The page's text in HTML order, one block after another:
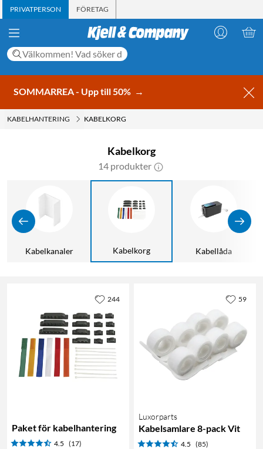
PRIVATPERSON FÖRETAG
SOMMARREA - Upp till 50% →
KABELHANTERING KABELKORG
Kabelkorg
14 produkter
Kabelkanaler Kabelkorg Kabellåda
Paket för kabelhantering
4.5 (17)
244
Luxorparts
Kabelsamlare 8-pack Vit
4.5 (85)
59